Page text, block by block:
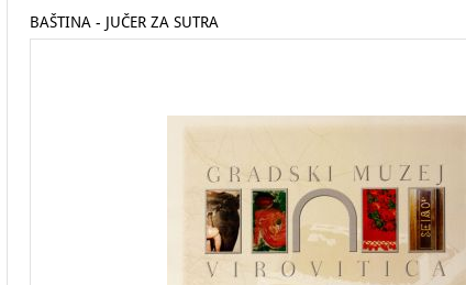
BAŠTINA - JUČER ZA SUTRA